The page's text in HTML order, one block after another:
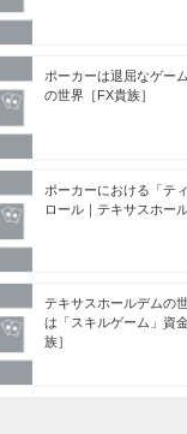
ポーカーは退屈なゲー
の世界［FX貴族］
ポーカーにおける「テ
ロール｜テキサスホー
テキサスホールデムの
は「スキルゲーム」資
族］